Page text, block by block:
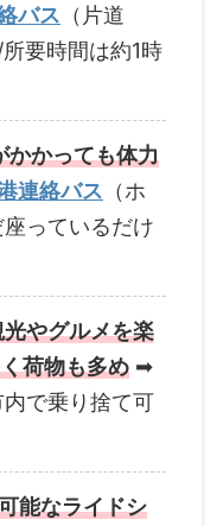
バス （片道
要時間は約1時
かかっても体力
連絡バス （ホ
っているだけ
やグルメを楽
荷物も多め ➡
内で乗り捨て可
能なライドシ